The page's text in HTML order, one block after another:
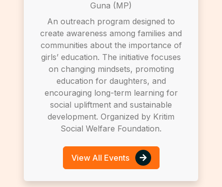
Guna (MP)
An outreach program designed to
create awareness among families and
communities about the importance of
girls’ education. The initiative focuses
on changing mindsets, promoting
education for daughters, and
encouraging long-term learning for
social upliftment and sustainable
development. Organized by Kritim
Social Welfare Foundation.
View All Events